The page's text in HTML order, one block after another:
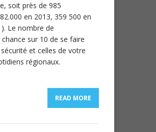
soit près de 985
en 2013, 359 500 en
Le nombre de
sur 10 de se faire
et celles de votre
régionaux.
READ MORE